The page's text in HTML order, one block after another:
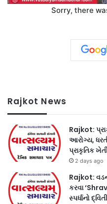
Sorry, there
Rajkot News
Rajkot:
આરોગ્ય,
પ્રાકૃતિક
2 days ago
Rajkot:
કરવા
સ્પર્ધાનો